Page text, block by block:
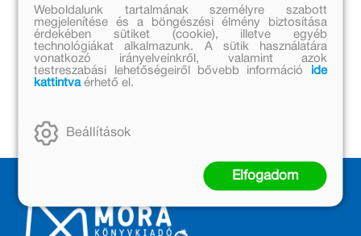
Márti
Eredeti ár:
2 999 Ft
Kedvezményes ár:
Weboldalunk tartalmának személyre szabott
megjelenítése és a böngészési élmény biztosítása
érdekében sütiket (cookie), illetve egyéb
technológiákat alkalmazunk. A sütik használatára
vonatkozó irányelveinkről, valamint azok
testreszabási lehetőségeiről bővebb információ
ide
kattintvaérhető el.
Beállítások
Elfogadom